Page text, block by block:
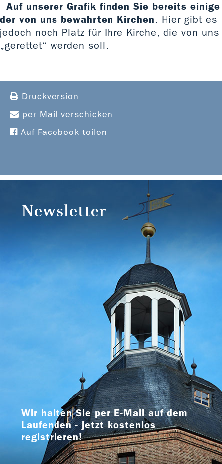
Auf unserer Grafik finden Sie bereits einige
der von uns bewahrten Kirchen. Hier gibt es
jedoch noch Platz für Ihre Kirche, die von uns
„gerettet“ werden soll.
Druckversion
per Mail verschicken
Auf Facebook teilen
Newsletter
Wir halten Sie per E-Mail auf dem
Laufenden - jetzt kostenlos
registrieren!